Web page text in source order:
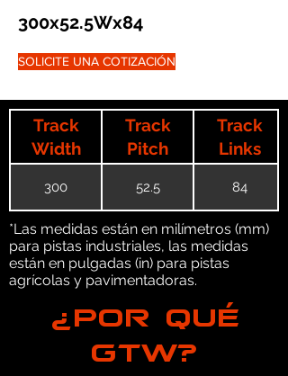
300x52.5Wx84
SOLICITE UNA COTIZACIÓN
Track
Width
Track
Pitch
Track
Links
300 52.5 84
*Las medidas están en milímetros (mm)
para pistas industriales, las medidas
están en pulgadas (in) para pistas
agrícolas y pavimentadoras.
¿POR QUÉ
GTW?